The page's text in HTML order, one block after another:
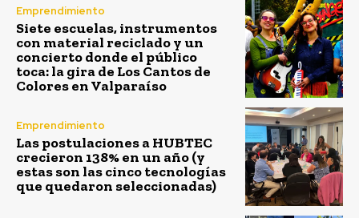
Emprendimiento
Siete escuelas, instrumentos
con material reciclado y un
concierto donde el público
toca: la gira de Los Cantos de
Colores en Valparaíso
Emprendimiento
Las postulaciones a HUBTEC
crecieron 138% en un año (y
estas son las cinco tecnologías
que quedaron seleccionadas)